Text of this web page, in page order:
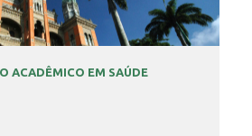
ACADÊMICO EM SAÚDE